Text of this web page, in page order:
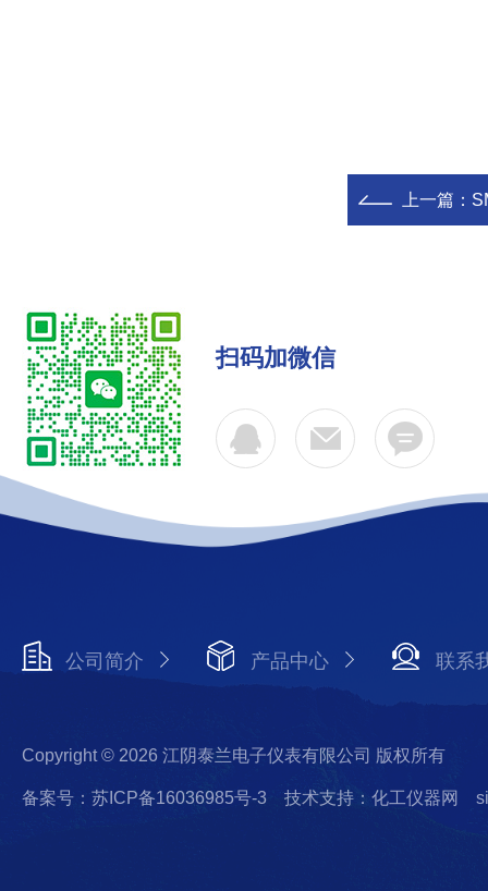
上一篇：
扫码加微信
公司简介 产品中心 联系
Copyright © 2026 江阴泰兰电子仪表有限公司 版权所有
备案号：苏ICP备16036985号-3 技术支持：化工仪器网